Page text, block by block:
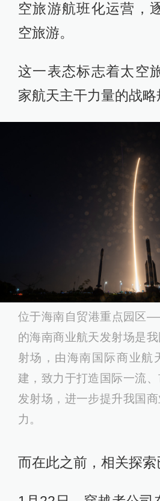
空旅游航班化运营，
空旅游。
这一表态标志着太空
家航天主干力量的战略
位于海南自贸港重点园区
的海南商业航天发射场是
射场，由海南国际商业航
建，致力于打造国际一流
发射场，进一步提升我国
力。
而在此之前，相关探索